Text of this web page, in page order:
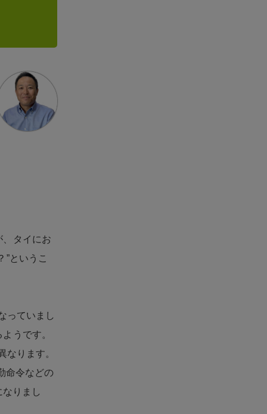
タイにお
というこ
っていまし
うです。
ります。
命令などの
りまし